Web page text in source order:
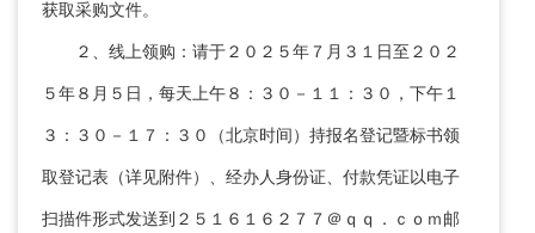
获取采购文件。
２、线上领购：请于２０２５年７月３１日至２０２
５年８月５日，每天上午８：３０－１１：３０，下午１
３：３０－１７：３０（北京时间）持报名登记暨标书领
取登记表（详见附件）、经办人身份证、付款凭证以电子
扫描件形式发送到２５１６１６２７７＠ｑｑ．ｃｏｍ邮